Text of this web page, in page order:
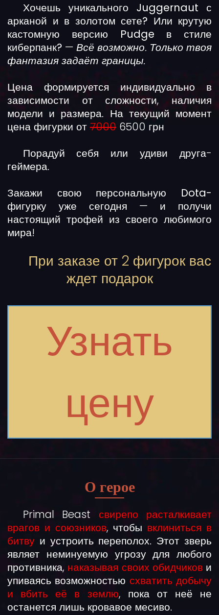
Хочешь уникального Juggernaut с
арканой и в золотом сете? Или крутую
кастомную версию Pudge в стиле
киберпанк? — Всё возможно. Только твоя
фантазия задаёт границы.
Цена формируется индивидуально в
зависимости от сложности, наличия
модели и размера. На текущий момент
цена фигурки от 7000 6500 грн
Порадуй себя или удиви друга-
геймера.
Закажи свою персональную Dota-
фигурку уже сегодня — и получи
настоящий трофей из своего любимого
мира!
При заказе от 2 фигурок вас
ждет подарок
Узнать
цену
О герое
Primal Beast свирепо расталкивает
врагов и союзников, чтобы вклиниться в
битву и устроить переполох. Этот зверь
являет неминуемую угрозу для любого
противника, наказывая своих обидчикови
упиваясь возможностью схватить добычу
и вбить её в землю, пока от неё не
останется лишь кровавое месиво.